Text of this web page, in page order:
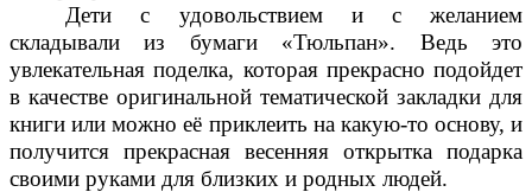
Дети с удовольствием и с желанием
складывали из бумаги «Тюльпан». Ведь это
увлекательная поделка, которая прекрасно подойдет
в качестве оригинальной тематической закладки для
книги или можно её приклеить на какую-то основу, и
получится прекрасная весенняя открытка подарка
своими руками для близких и родных людей.